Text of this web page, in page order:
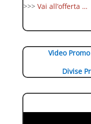
>>> Vai all’offerta …
Video
Divise